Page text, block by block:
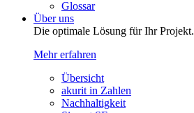
Glossar
Über uns
Die optimale Lösung für Ihr Projekt.
Mehr erfahren
Übersicht
akurit in Zahlen
Nachhaltigkeit